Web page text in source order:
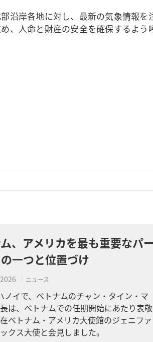
沿岸各地に対し、最新の気象情報を
、人命と財産の安全を確保するよう
、アメリカを最も重要なパ
一つと位置づけ
ニュース
ノイで、ベトナムのチャン・タイン・マ
は、ベトナムでの任期開始にあたり表敬
ベトナム・アメリカ大使館のジェニファ
クス大使と会見しました。